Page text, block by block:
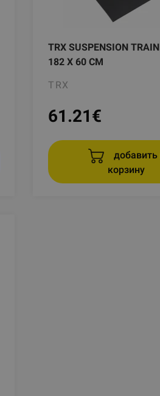
TRX SUSPENSION
182 X 60 CM
TRX
61.21€
добавить
корзину